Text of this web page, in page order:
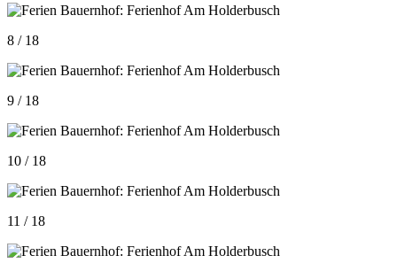
8 / 18
9 / 18
10 / 18
11 / 18